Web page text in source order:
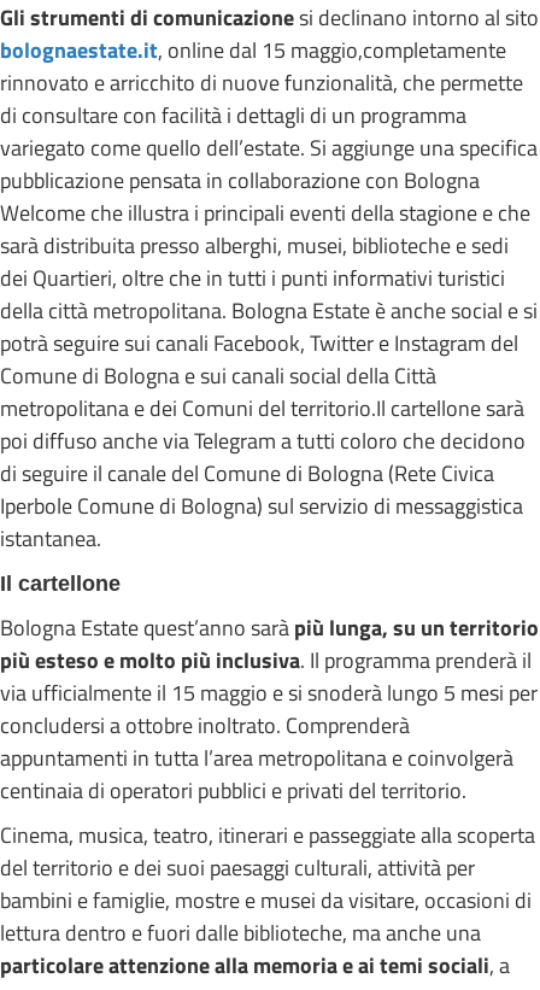
Gli strumenti di comunicazionesi declinano intorno al sito
bolognaestate.it, online dal 15 maggio,completamente
rinnovato e arricchito di nuove funzionalità, che permette
di consultare con facilità i dettagli di un programma
variegato come quello dell’estate. Si aggiunge una specifica
pubblicazione pensata in collaborazione con Bologna
Welcome che illustra i principali eventi della stagione e che
sarà distribuita presso alberghi, musei, biblioteche e sedi
dei Quartieri, oltre che in tutti i punti informativi turistici
della città metropolitana. Bologna Estate è anche social e si
potrà seguire sui canali Facebook, Twitter e Instagram del
Comune di Bologna e sui canali social della Città
metropolitana e dei Comuni del territorio.Il cartellone sarà
poi diffuso anche via Telegram a tutti coloro che decidono
di seguire il canale del Comune di Bologna (Rete Civica
Iperbole Comune di Bologna) sul servizio di messaggistica
istantanea.
Il cartellone
Bologna Estate quest’anno saràpiù lunga, su un territorio
più esteso e molto più inclusiva. Il programma prenderà il
via ufficialmente il 15 maggio e si snoderà lungo 5 mesi per
concludersi a ottobre inoltrato. Comprenderà
appuntamenti in tutta l’area metropolitana e coinvolgerà
centinaia di operatori pubblici e privati del territorio.
Cinema, musica, teatro, itinerari e passeggiate alla scoperta
del territorio e dei suoi paesaggi culturali, attività per
bambini e famiglie, mostre e musei da visitare, occasioni di
lettura dentro e fuori dalle biblioteche, ma anche una
particolare attenzione alla memoria e ai temi sociali, a